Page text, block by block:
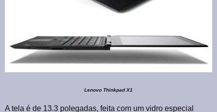
Lenovo Thinkpad X1
A tela é de 13.3 polegadas, feita com um vidro especial